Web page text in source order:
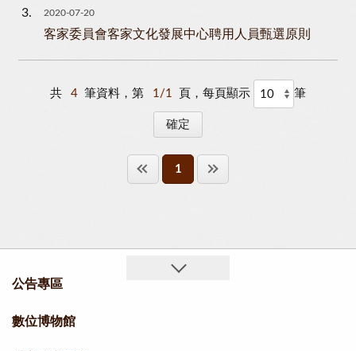
3 2020-07-20
客家委員會客家文化發展中心聘用人員甄選原則
共 4 筆資料，第 1/1 頁，每頁顯示 筆
1
公告專區
數位博物館